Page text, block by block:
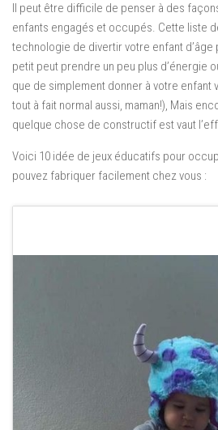
Il peut être difficile de penser à des
enfants engagés et occupés. Cette liste
technologie de divertir votre enfant
petit peut prendre un peu plus d’énergie
que de simplement donner à votre enfant
tout à fait normal aussi, maman!), Mais
quelque chose de constructif est vaut
Voici 10 idée de jeux éducatifs pour
pouvez fabriquer facilement chez vous :